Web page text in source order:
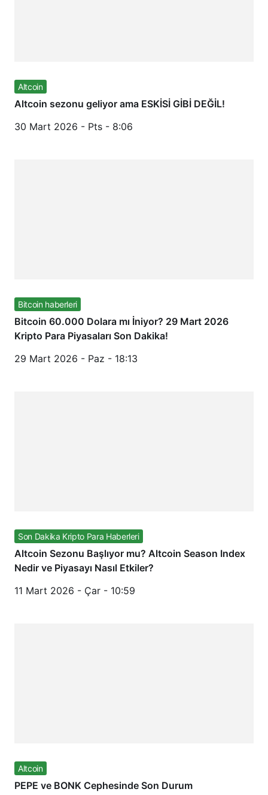
Altcoin
Altcoin sezonu geliyor ama ESKİSİ GİBİ DEĞİL!
30 Mart 2026 - Pts - 8:06
Bitcoin haberleri
Bitcoin 60.000 Dolara mı İniyor? 29 Mart 2026
Kripto Para Piyasaları Son Dakika!
29 Mart 2026 - Paz - 18:13
Son Dakika Kripto Para Haberleri
Altcoin Sezonu Başlıyor mu? Altcoin Season Index
Nedir ve Piyasayı Nasıl Etkiler?
11 Mart 2026 - Çar - 10:59
Altcoin
PEPE ve BONK Cephesinde Son Durum